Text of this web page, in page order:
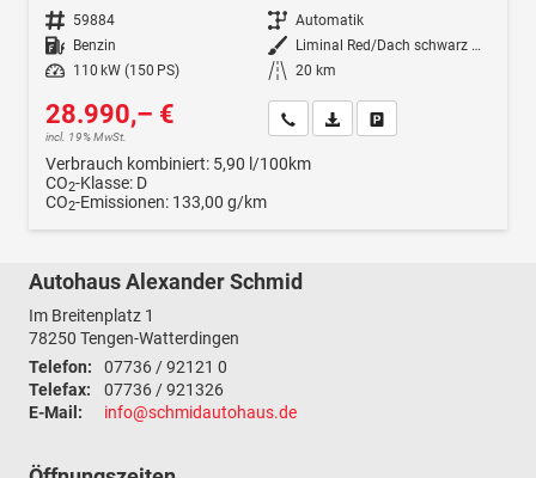
Fahrzeugnr. 59884 Getriebe Automatik
Kraftstoff Benzin Außenfarbe
Liminal Red/Dach schwarz Metallic (S60E)
Leistung
110 kW (150 PS) Kilometerstand 20 km
28.990,– €
incl. 19% MwSt.
Wir rufen Sie anFahrzeugexposé (PDF)
Verbrauch kombiniert: 5,90 l/100km
CO2-Klasse: D
CO2-Emissionen: 133,00 g/km
Autohaus Alexander Schmid
Im Breitenplatz 1
78250 Tengen-Watterdingen
Telefon:
07736 / 92121 0
Telefax:
07736 / 921326
E-Mail:
info@schmidautohaus.de